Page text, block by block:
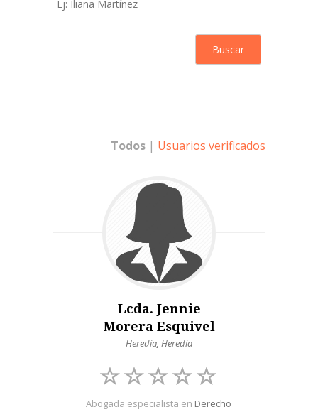
Todos | Usuarios verificados
Lcda. Jennie
Morera Esquivel
Heredia, Heredia
Abogada especialista en Derecho